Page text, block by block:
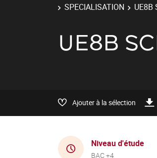
SPECIALISATION
UE8B
UE8B
Ajouter à la sélection
Niveau d'étude
BAC +4